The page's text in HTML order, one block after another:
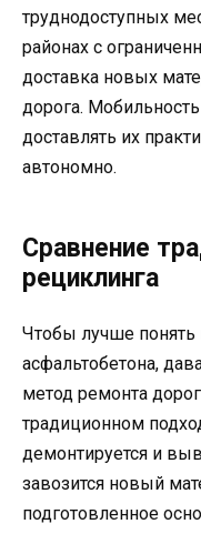
труднодоступных
районах с
доставка новых
дорога.
доставлять их
автономно.
Сравнение
рециклинга
Чтобы лучше
асфальтобетона,
метод ремонта
традиционном
демонтируется и
завозится новый
подготовленное